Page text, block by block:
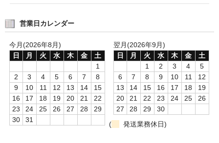
会社情報
会社理念
沿革
お問合せ
送料のご案内
スタッフブログ
営業日カレンダー
今月(2026年8月)
日
月 火 水 木 金
土
1
2
3 4 5 6 7
8
9
10 11 12 13 14
15
16
17 18 19 20 21
22
23
24 25 26 27 28
29
30
31
翌月(2026年9月)
日
月 火 水 木 金
土
1
2 3 4
5
6
7 8 9 10 11
12
13
14 15 16 17 18
19
20
21 22 23 24 25
26
27
28 29
30
(
発送業務休日)